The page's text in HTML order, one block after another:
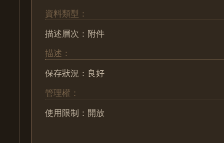
資料類型：
描述層次：附件
描述：
保存狀況：良好
管理權：
使用限制：開放